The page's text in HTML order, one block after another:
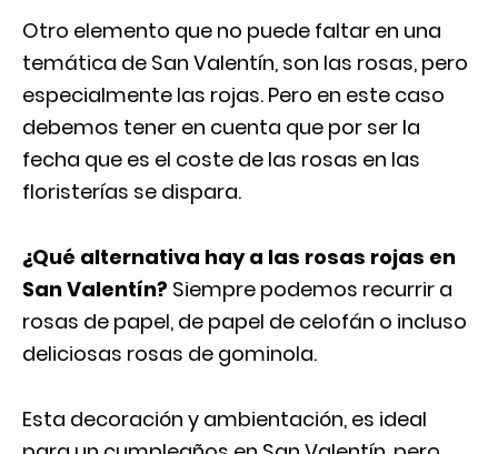
Otro elemento que no puede faltar en una
temática de San Valentín, son las rosas, pero
especialmente las rojas. Pero en este caso
debemos tener en cuenta que por ser la
fecha que es el coste de las rosas en las
floristerías se dispara.
¿Qué alternativa hay a las rosas rojas en
San Valentín? Siempre podemos recurrir a
rosas de papel, de papel de celofán o incluso
deliciosas rosas de gominola.
Esta decoración y ambientación, es ideal